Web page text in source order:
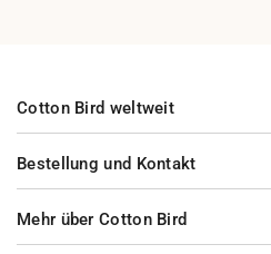
Bestellung und Kontakt
Mehr über Cotton Bird
Cotton Bird weltweit